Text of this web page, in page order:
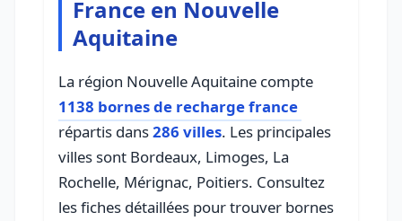
France en Nouvelle
Aquitaine
La région Nouvelle Aquitaine compte
1138 bornes de recharge france
répartis dans286 villes. Les principales
villes sont Bordeaux, Limoges, La
Rochelle, Mérignac, Poitiers. Consultez
les fiches détaillées pour trouver bornes